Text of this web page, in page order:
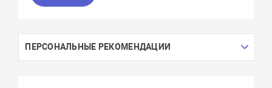
ПЕРСОНАЛЬНЫЕ РЕКОМЕНДАЦИИ